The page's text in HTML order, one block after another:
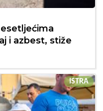
i azbest, stiže
ISTRA